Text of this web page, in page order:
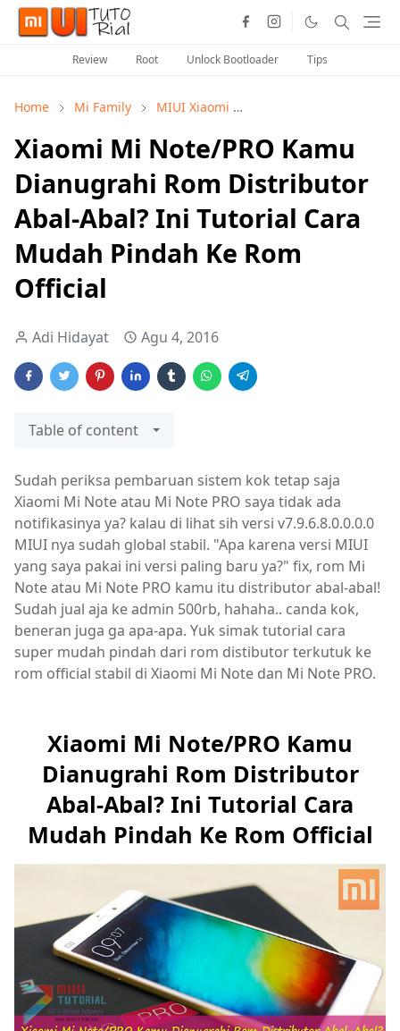
Review Root Unlock Bootloader Tips
Home Mi Family MIUI Xiaomi
Xiaomi Mi Note/PRO Kamu
Dianugrahi Rom Distributor
Abal-Abal? Ini Tutorial Cara
Mudah Pindah Ke Rom
Official
Adi Hidayat Agu 4, 2016
Table of content
Sudah periksa pembaruan sistem kok tetap saja
Xiaomi Mi Note atau Mi Note PRO saya tidak ada
notifikasinya ya? kalau di lihat sih versi v7.9.6.8.0.0.0.0
MIUI nya sudah global stabil. "Apa karena versi MIUI
yang saya pakai ini versi paling baru ya?" fix, rom Mi
Note atau Mi Note PRO kamu itu distributor abal-abal!
Sudah jual aja ke admin 500rb, hahaha.. canda kok,
beneran juga ga apa-apa. Yuk simak tutorial cara
super mudah pindah dari rom distibutor terkutuk ke
rom official stabil di Xiaomi Mi Note dan Mi Note PRO.
Xiaomi Mi Note/PRO Kamu
Dianugrahi Rom Distributor
Abal-Abal? Ini Tutorial Cara
Mudah Pindah Ke Rom Official